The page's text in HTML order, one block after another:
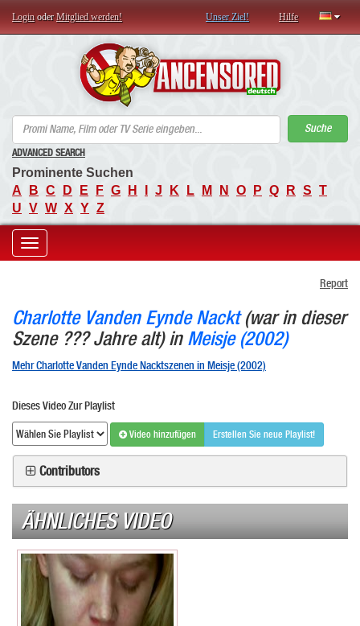
Login oderMitglied werden! Unser Ziel! Hilfe
Suche
ADVANCED SEARCH
Prominente Suchen
A
B C D E F G H J K L M N O P Q R S T
U V W X Y Z
Toggle
Report
Charlotte Vanden Eynde Nackt(war in dieser
Szene ??? Jahre alt) in Meisje (2002)
Mehr Charlotte Vanden Eynde Nacktszenen in Meisje (2002)
Dieses Video Zur Playlist
Video hinzufügen Erstellen Sie neue Playlist!
Contributors
ÄHNLICHES VIDEO